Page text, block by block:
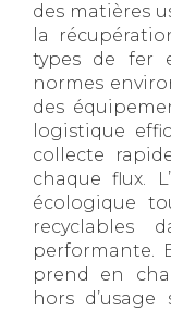
des matières
la
types de fer
normes
des
logistique
collecte
chaque flux.
écologique
recyclables
performante.
prend en
hors